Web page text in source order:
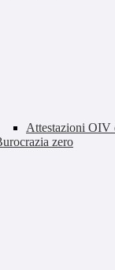
Attestazioni OIV
zero